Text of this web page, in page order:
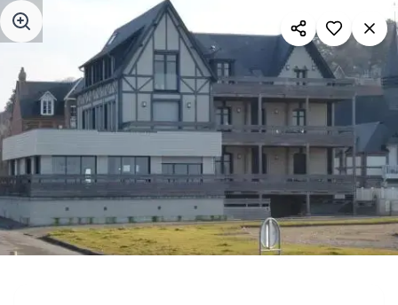
Aller au contenu principal